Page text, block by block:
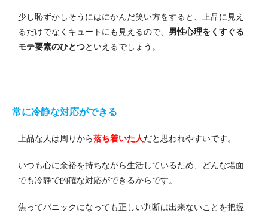
少し恥ずかしそうにはにかんだ笑い方をすると、上品に見え
るだけでなくキュートにも見えるので、 男性心理をくすぐる
モテ要素のひとつといえるでしょう。
常に冷静な対応ができる
上品な人は周りから落ち着いた人だと思われやすいです。
いつも心に余裕を持ちながら生活しているため、どんな場面
でも冷静で的確な対応ができるからです。
焦ってパニックになっても正しい判断は出来ないことを把握